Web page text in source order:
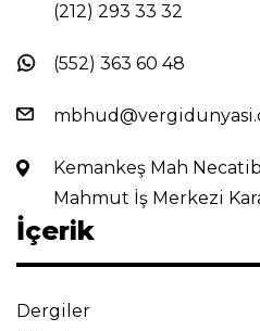
(212) 293 33 32
(552) 363 60 48
Kemankeş Mah
Mahmut İş Merkezi
İçerik
Dergiler